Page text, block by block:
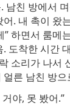
남친 방에서
. 내 촉이 왔
하면서 룸메
도착한 시간
소리가 나서
른 남친 방
야, 못 봤어.”